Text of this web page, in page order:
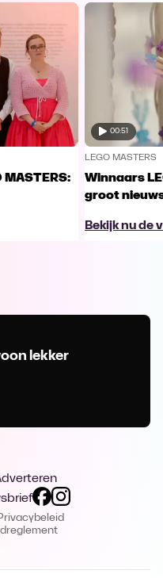
MASTERS:
00:51
LEGO MASTERS
Winnaars
groot
Bekijk nu de
lekker